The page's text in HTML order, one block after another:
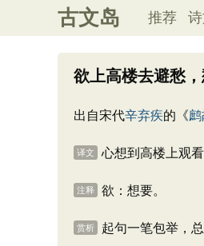
古文岛 推荐
欲上高楼去避愁，
出自宋代辛弃疾的《
译文 心想到高楼上观
注释 欲：想要。
赏析
起句一笔包举，